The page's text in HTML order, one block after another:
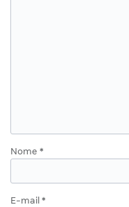
Nome *
E-mail *